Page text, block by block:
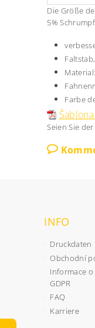
Die Größe
5%
Farbe
Seien Sie
INFO
Druckdaten
Obchodní
Informace
GDPR
FAQ
Karriere